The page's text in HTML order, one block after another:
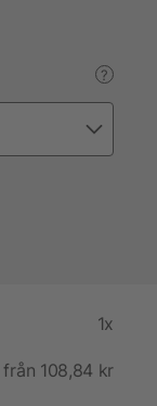
?
1x
från 108,84 kr